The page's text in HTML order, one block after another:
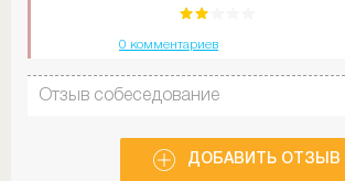
0 комментариев
Отзыв собеседование
ДОБАВИТЬ ОТЗЫВ